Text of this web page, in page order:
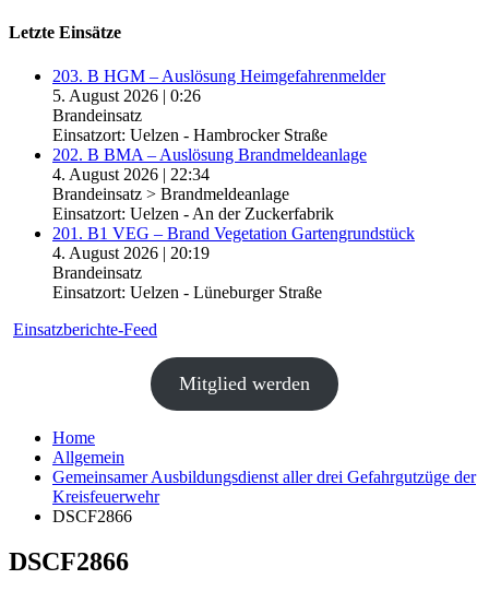
Letzte Einsätze
203. B HGM – Auslösung Heimgefahrenmelder
5. August 2026 | 0:26
Brandeinsatz
Einsatzort: Uelzen - Hambrocker Straße
202. B BMA – Auslösung Brandmeldeanlage
4. August 2026 | 22:34
Brandeinsatz > Brandmeldeanlage
Einsatzort: Uelzen - An der Zuckerfabrik
201. B1 VEG – Brand Vegetation Gartengrundstück
4. August 2026 | 20:19
Brandeinsatz
Einsatzort: Uelzen - Lüneburger Straße
Einsatzberichte-Feed
Mitglied werden
Home
Allgemein
Gemeinsamer Ausbildungsdienst aller drei Gefahrgutzüge der
Kreisfeuerwehr
DSCF2866
DSCF2866